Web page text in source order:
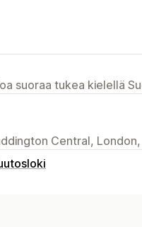
suoraa tukea kielellä
Central, London,